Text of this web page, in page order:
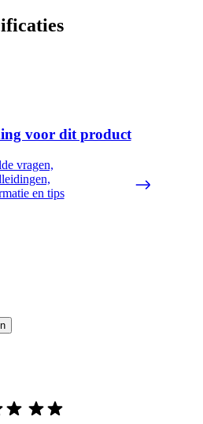
voor dit product
vragen,
en tips
door Bazaarvoice en voldoen
nuttig voor iedereen, of het nu een